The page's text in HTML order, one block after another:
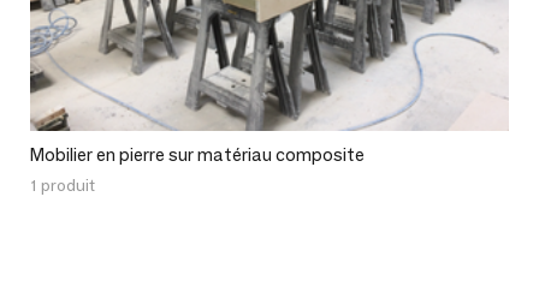
Mobilier en pierre sur matériau composite
1 produit